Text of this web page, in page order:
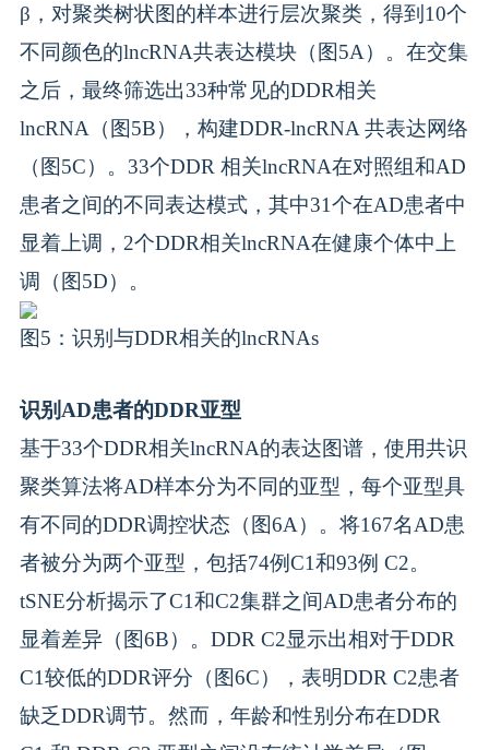
β，对聚类树状图的样本进行层次聚类，得到10个
不同颜色的lncRNA共表达模块（图5A）。在交集
之后，最终筛选出33种常见的DDR相关
lncRNA（图5B），构建DDR-lncRNA 共表达网络
（图5C）。33个DDR 相关lncRNA在对照组和AD
患者之间的不同表达模式，其中31个在AD患者中
显着上调，2个DDR相关lncRNA在健康个体中上
调（图5D）。
图5：识别与DDR相关的lncRNAs
识别AD患者的DDR亚型
基于33个DDR相关lncRNA的表达图谱，使用共识
聚类算法将AD样本分为不同的亚型，每个亚型具
有不同的DDR调控状态（图6A）。将167名AD患
者被分为两个亚型，包括74例C1和93例 C2。
tSNE分析揭示了C1和C2集群之间AD患者分布的
显着差异（图6B）。DDR C2显示出相对于DDR
C1较低的DDR评分（图6C），表明DDR C2患者
缺乏DDR调节。然而，年龄和性别分布在DDR